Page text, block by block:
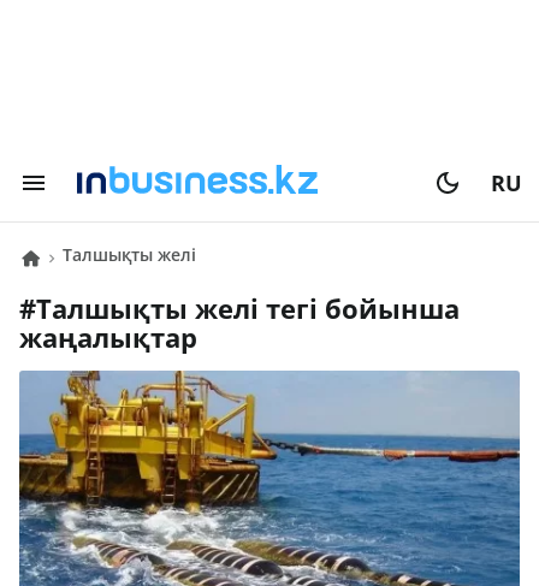
RU
талшықты желі
# талшықты желі тегі бойынша
жаңалықтар